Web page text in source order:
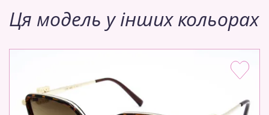
Ця модель у інших кольорах